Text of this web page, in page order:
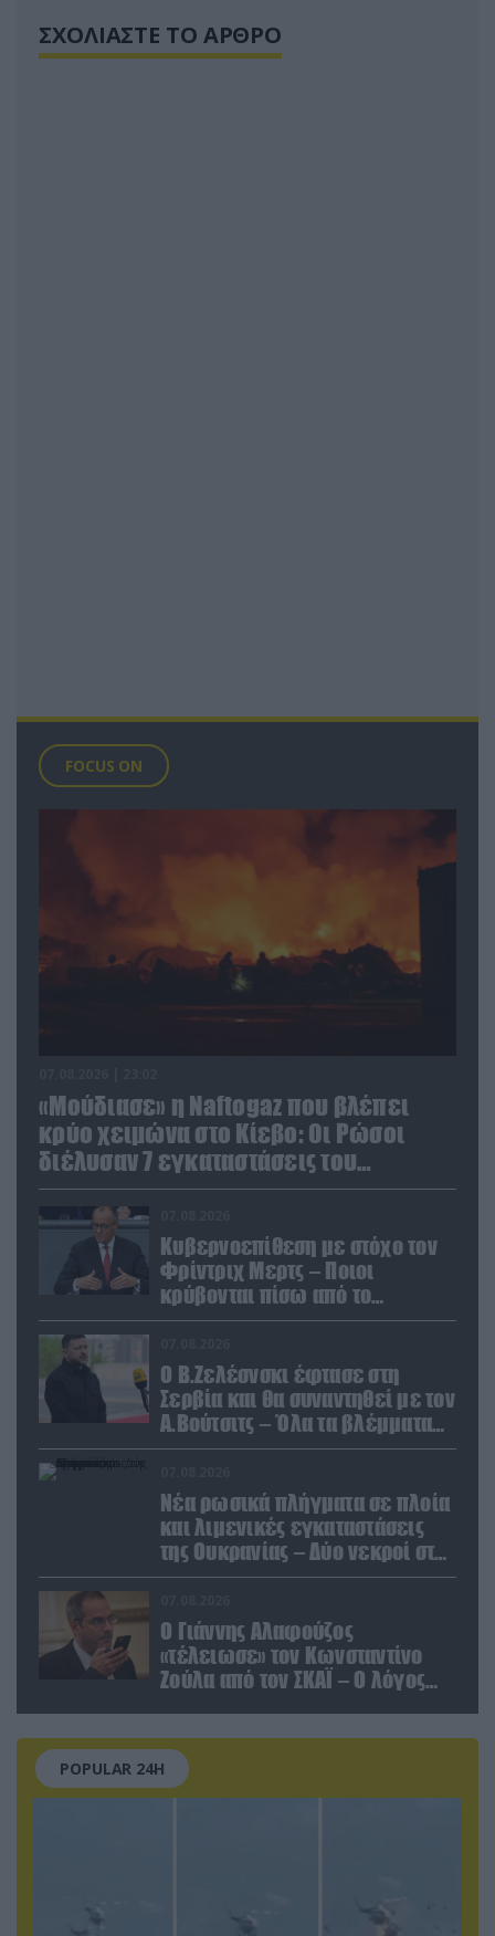
ΣΧΟΛΙΑΣΤΕ ΤΟ ΑΡΘΡΟ
FOCUS ON
«Μούδιασε» η Naftogaz που βλέπει
κρύο χειμώνα στο Κίεβο: Οι Ρώσοι
διέλυσαν 7 εγκαταστάσεις του
ουκρανικού κολοσσού!
Κυβερνοεπίθεση με στόχο τον
Φρίντριχ Μερτς – Ποιοι
κρύβονται πίσω από το
παραποιημένο βίντεο
Ο Β.Ζελέσνσκι έφτασε στη
Σερβία και θα συναντηθεί με τον
Α.Βούτσιτς – Όλα τα βλέμματα
στις σχέσεις με τη Ρωσία
Νέα ρωσικά πλήγματα σε πλοία
και λιμενικές εγκαταστάσεις
της Ουκρανίας – Δύο νεκροί στην
Κριμαία
Ο Γιάννης Αλαφούζος
«τέλειωσε» τον Κωνσταντίνο
Ζούλα από τον ΣΚΑΪ – Ο λόγος
POPULAR 24H